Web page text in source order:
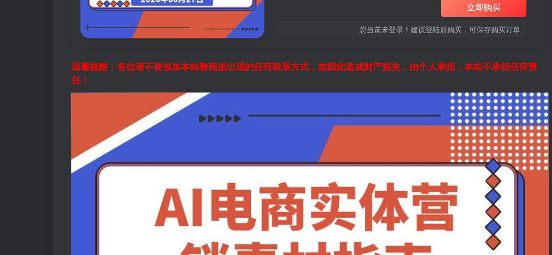
立即购买
您当前未登录！建议登陆后购买，可保存购买订单
温馨提醒：各位请不要添加本站教程里出现的任何联系方式，如因此造成财产损失，由个人承担，本站不承担任何责
任！